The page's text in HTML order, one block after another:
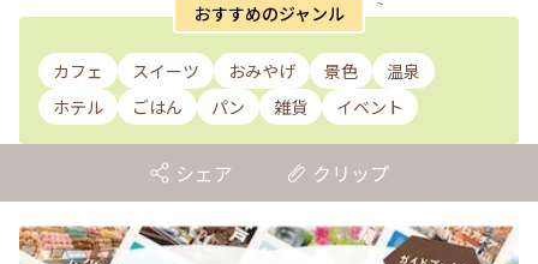
おすすめのジャンル
カフェ スイーツ おみやげ 景色
温泉
ホテル
ごはん パン 雑貨 イベント
シェア クリップ